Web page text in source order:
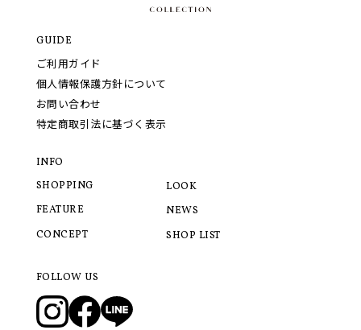
GUIDE
ご利用ガイド
個人情報保護方針について
お問い合わせ
特定商取引法に基づく表示
INFO
SHOPPING
FEATURE
CONCEPT
LOOK
NEWS
SHOP LIST
FOLLOW US